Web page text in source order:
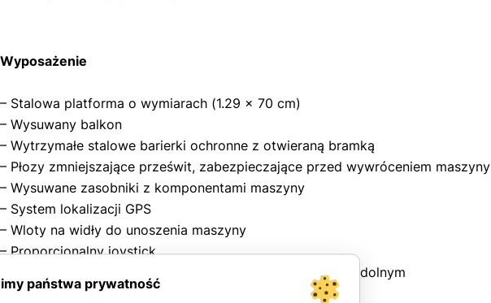
Wyposażenie
– Stalowa platforma o wymiarach (1.29 x 70 cm)
– Wysuwany balkon
– Wytrzymałe stalowe barierki ochronne z otwieraną bramką
– Płozy zmniejszające prześwit, zabezpieczające przed wywróceniem maszyny
– Wysuwane zasobniki z komponentami maszyny
– System lokalizacji GPS
– Wloty na widły do unoszenia maszyny
– Proporcjonalny joystick
– Przycisk awaryjnego zatrzymania na platformie i panelu dolnym
– Czujnik poziomu wychylenia z sygnałem dźwiękowym
państwa prywatność